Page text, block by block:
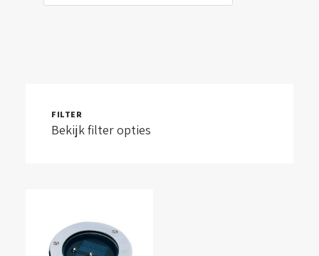
zoeken
FILTER
Bekijk filter opties